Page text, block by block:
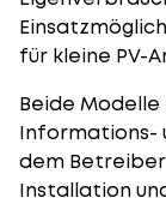
für kleine PV-
Beide
Informations-
dem
Installation